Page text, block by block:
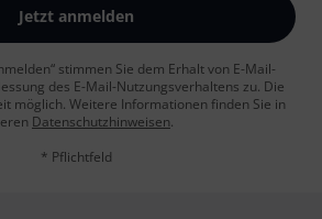
Jetzt anmelden
stimmen Sie dem Erhalt von E-Mail-
des E-Mail-Nutzungsverhaltens zu. Die
möglich. Weitere Informationen finden Sie in
Datenschutzhinweisen.
* Pflichtfeld